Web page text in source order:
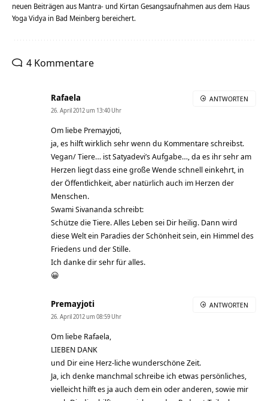
neuen Beiträgen aus Mantra- und Kirtan Gesangsaufnahmen aus dem Haus
Yoga Vidya in Bad Meinberg bereichert.
4 Kommentare
Rafaela
26. April 2012 um 13:40 Uhr
Om liebe Premayjoti,
ja, es hilft wirklich sehr wenn du Kommentare schreibst.
Vegan/ Tiere… ist Satyadevi’s Aufgabe…, da es ihr sehr am
Herzen liegt dass eine große Wende schnell einkehrt, in
der Öffentlichkeit, aber natürlich auch im Herzen der
Menschen.
Swami Sivananda schreibt:
Schütze die Tiere. Alles Leben sei Dir heilig. Dann wird
diese Welt ein Paradies der Schönheit sein, ein Himmel des
Friedens und der Stille.
Ich danke dir sehr für alles.
😀
ANTWORTEN
Premayjoti
26. April 2012 um 08:59 Uhr
Om liebe Rafaela,
LIEBEN DANK
und Dir eine Herz-liche wunderschöne Zeit.
Ja, ich denke manchmal schreibe ich etwas persönliches,
vielleicht hilft es ja auch dem ein oder anderen, sowie mir
ANTWORTEN